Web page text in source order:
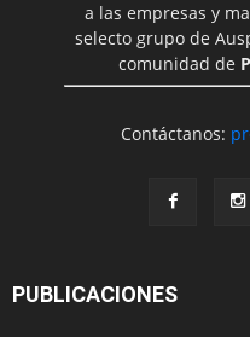
a las empresas y
selecto grupo de
comunidad de
Contáctanos:
PUBLICACIONES